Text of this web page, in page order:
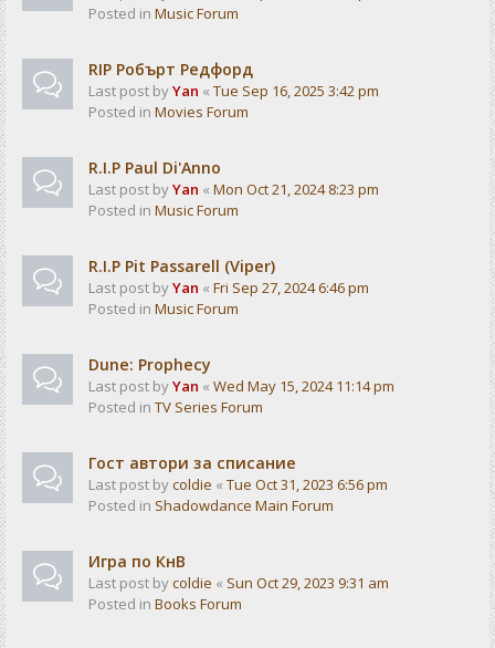
Posted in Music Forum
RIP Робърт Редфорд
Last post byYan « Tue Sep 16, 2025 3:42 pm
Posted in Movies Forum
R.I.P Paul Di'Anno
Last post byYan « Mon Oct 21, 2024 8:23 pm
Posted in Music Forum
R.I.P Pit Passarell (Viper)
Last post byYan « Fri Sep 27, 2024 6:46 pm
Posted in Music Forum
Dune: Prophecy
Last post byYan « Wed May 15, 2024 11:14 pm
Posted in TV Series Forum
Гост автори за списание
Last post bycoldie « Tue Oct 31, 2023 6:56 pm
Posted in Shadowdance Main Forum
Игра по КнВ
Last post bycoldie « Sun Oct 29, 2023 9:31 am
Posted in Books Forum